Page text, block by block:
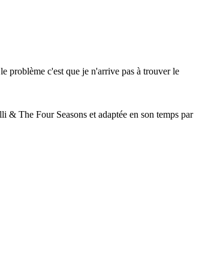
problème c'est que je n'arrive pas à trouver le
& The Four Seasons et adaptée en son temps par